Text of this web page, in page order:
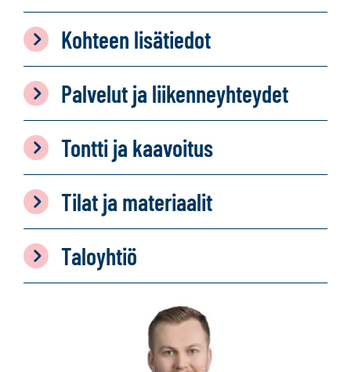
Kohteen lisätiedot
Palvelut ja liikenneyhteydet
Tontti ja kaavoitus
Tilat ja materiaalit
Taloyhtiö